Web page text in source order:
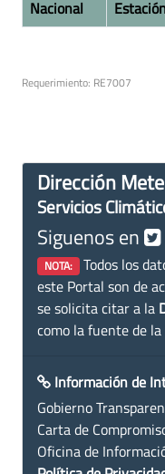
Nacional
Requerimiento: RE7007
Dirección
Servicios
Siguenos en
NOTA: Todos los
este Portal son de
se solicita citar a la
como la fuente de
Información de
Gobierno
Carta de
Oficina de